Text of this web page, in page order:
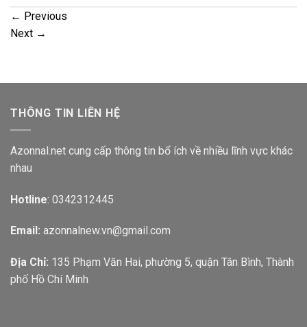
← Previous
Next →
THÔNG TIN LIÊN HỆ
Azonnal.net cung cấp thông tin bổ ích về nhiều lĩnh vực khác
nhau
Hotline: 0342312445
Email: azonnalnew.vn@gmail.com
Địa Chỉ: 135 Phạm Văn Hai, phường 5, quận Tân Bình, Thành
phố Hồ Chí Minh